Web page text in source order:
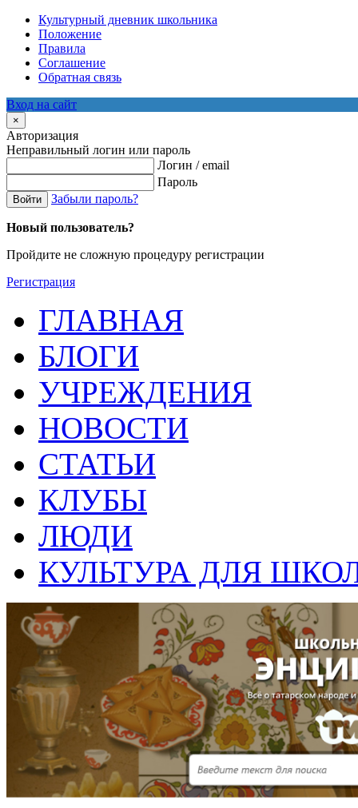
Культурный дневник школьника
Положение
Правила
Соглашение
Обратная связь
Вход на сайт
×
Авторизация
Неправильный логин или пароль
Логин / email
Пароль
Войти Забыли пароль?
Новый пользователь?
Пройдите не сложную процедуру регистрации
Регистрация
ГЛАВНАЯ
БЛОГИ
УЧРЕЖДЕНИЯ
НОВОСТИ
СТАТЬИ
КЛУБЫ
ЛЮДИ
КУЛЬТУРА ДЛЯ